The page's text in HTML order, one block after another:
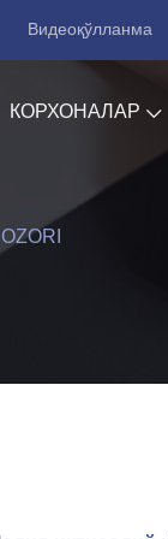
Видеоқўлланма
КОРХОНАЛАР